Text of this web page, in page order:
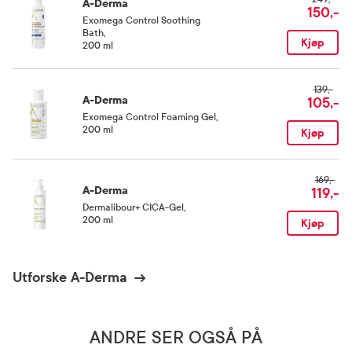
Kernel Extract), Caprylyl Glycol, Caramel, Citric Acid, Coco-Glucoside, Fragrance
(Parfum), Glyceryl Oleate, Hydrogenated Palm Glycerides Citrate, Lauric Acid,
Propylene Glycol, Sodium Benzoate, Sodium Chloride, Sodium Glycolate, Sodium
Methyl Isethionate, Tocopherol, Trisodium Ethylenediamine Disuccinate.
A-Derma
Exomega Control Soothing
Bath
200 ml
150,-
Kjøp
A-Derma
Exomega Control Foaming Gel
200 ml
139,-
105,-
Kjøp
A-Derma
Dermalibour+ CICA-Gel
200 ml
169,-
119,-
Kjøp
Utforske A-Derma
ANDRE SER OGSÅ PÅ